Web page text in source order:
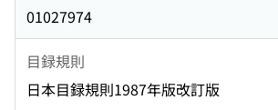
01027974
目録規則
日本目録規則1987年版改訂版